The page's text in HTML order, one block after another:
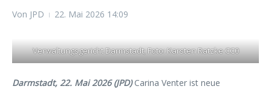
Von JPD 22. Mai 2026 14:09
Verwaltungsgericht Darmstadt; Foto: Karsten Ratzke CC0
Darmstadt, 22. Mai 2026 (JPD)Carina Venter ist neue